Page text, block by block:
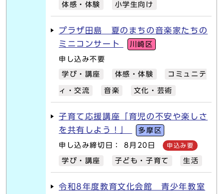
体感・体験 小学生向け
プラザ田島 夏のまちの音楽家たちの
ミニコンサート
川崎区
申し込み不要
学び・講座 体感・体験 コミュニテ
ィ・交流 音楽 文化・芸術
子育て応援講座「育児の不安や楽しさ
を共有しよう！」
多摩区
申し込み締切日： 8月20日 申込み要
学び・講座 子ども・子育て 生活
令和8年度教育文化会館 青少年教室